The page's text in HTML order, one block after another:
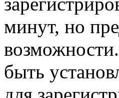
минут, но
быть